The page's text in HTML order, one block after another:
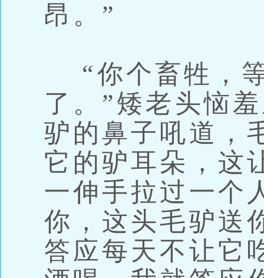
昂。”
“你个畜牲，
了。”矮老头恼
驴的鼻子吼道，
它的驴耳朵，这
一伸手拉过一个
你，这头毛驴送
答应每天不让它